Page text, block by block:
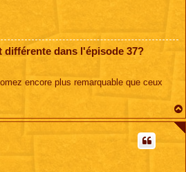
différente dans l'épisode 37?
encore plus remarquable que ceux